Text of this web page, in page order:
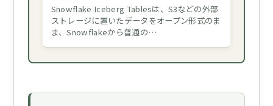
Snowflake Iceberg Tablesは、S3などの外部
ストレージに置いたデータをオープン形式のま
ま、Snowflakeから普通の…